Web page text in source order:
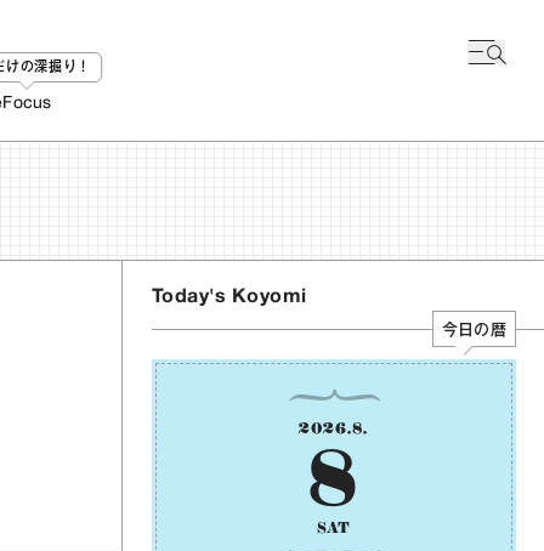
けの深掘り！
Focus
Today's Koyomi
今日の暦
2026.8.
8
SAT